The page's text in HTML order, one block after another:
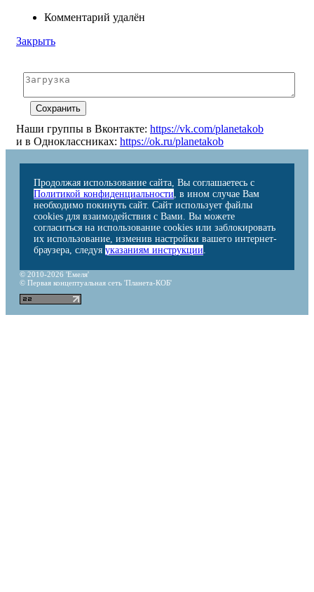
Комментарий удалён
Закрыть
Наши группы в Вконтакте: https://vk.com/planetakob
и в Одноклассниках: https://ok.ru/planetakob
Продолжая использование сайта, Вы соглашаетесь с
Политикой конфиденциальности, в ином случае Вам
необходимо покинуть сайт. Сайт использует файлы
cookies для взаимодействия с Вами. Вы можете
согласиться на использование cookies или заблокировать
их использование, изменив настройки вашего интернет-
браузера, следуя указаниям инструкции.
© 2010-2026 'Емеля'
© Первая концептуальная сеть 'Планета-КОБ'